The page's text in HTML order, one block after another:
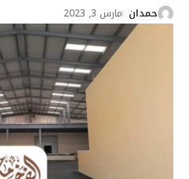
حمدان مارس 3, 2023